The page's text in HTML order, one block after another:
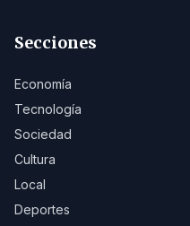
Secciones
Economía
Tecnología
Sociedad
Cultura
Local
Deportes